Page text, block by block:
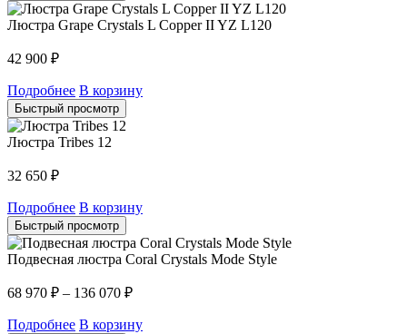
Люстра Grape Crystals L Copper II YZ L120
42 900 ₽
Подробнее В корзину
Быстрый просмотр
Люстра Tribes 12
32 650 ₽
Подробнее В корзину
Быстрый просмотр
Подвесная люстра Coral Crystals Mode Style
68 970 ₽ – 136 070 ₽
Подробнее В корзину